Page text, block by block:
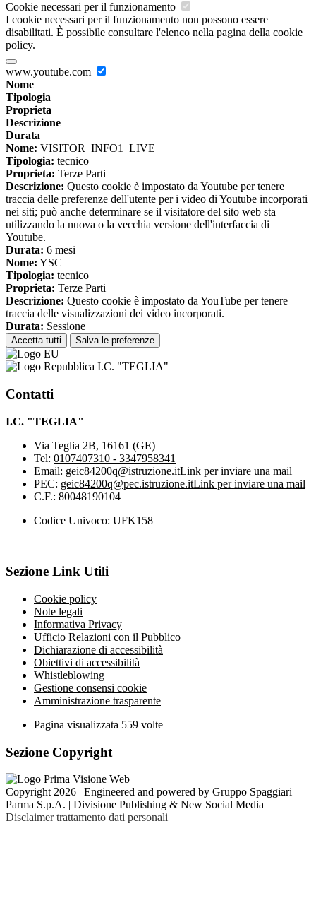
Cookie necessari per il funzionamento
I cookie necessari per il funzionamento non possono essere
disabilitati. È possibile consultare l'elenco nella pagina della cookie
policy.
www.youtube.com
Nome
Tipologia
Proprieta
Descrizione
Durata
Nome: VISITOR_INFO1_LIVE
Tipologia: tecnico
Proprieta: Terze Parti
Descrizione: Questo cookie è impostato da Youtube per tenere
traccia delle preferenze dell'utente per i video di Youtube incorporati
nei siti; può anche determinare se il visitatore del sito web sta
utilizzando la nuova o la vecchia versione dell'interfaccia di
Youtube.
Durata: 6 mesi
Nome: YSC
Tipologia: tecnico
Proprieta: Terze Parti
Descrizione: Questo cookie è impostato da YouTube per tenere
traccia delle visualizzazioni dei video incorporati.
Durata: Sessione
Accetta tutti Salva le preferenze
I.C. "TEGLIA"
Contatti
I.C. "TEGLIA"
Via Teglia 2B, 16161 (GE)
Tel: 0107407310 - 3347958341
Email: geic84200q@istruzione.itLink per inviare una mail
PEC: geic84200q@pec.istruzione.itLink per inviare una mail
C.F.: 80048190104
Codice Univoco: UFK158
Sezione Link Utili
Cookie policy
Note legali
Informativa Privacy
Ufficio Relazioni con il Pubblico
Dichiarazione di accessibilità
Obiettivi di accessibilità
Whistleblowing
Gestione consensi cookie
Amministrazione trasparente
Pagina visualizzata 559 volte
Sezione Copyright
Copyright 2026 | Engineered and powered by Gruppo Spaggiari
Parma S.p.A. | Divisione Publishing & New Social Media
Disclaimer trattamento dati personali